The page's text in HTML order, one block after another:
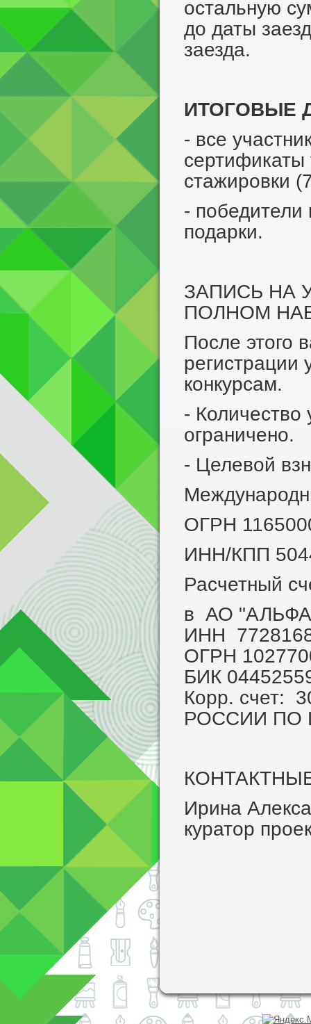
остальную
до даты
заезда.
ИТОГОВЫЕ
- все
сертификаты
стажировки
- победители
подарки.
ЗАПИСЬ НА
ПОЛНОМ
После этого
регистрации
конкурсам.
- Количество
ограничено.
- Целевой
ОГРН
ИНН/КПП
Расчетный
в АО
ИНН
ОГРН
БИК
Корр. счет:
РОССИИ ПО
Ирина
куратор